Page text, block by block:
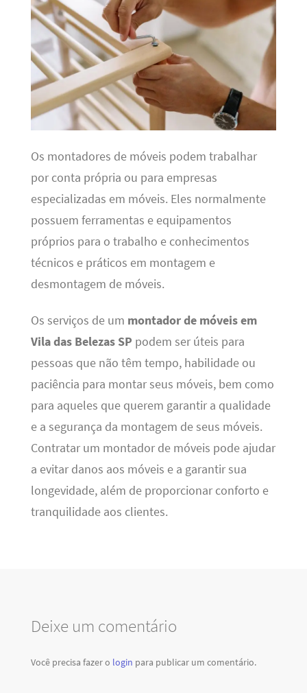
Os montadores de móveis podem trabalhar
por conta própria ou para empresas
especializadas em móveis. Eles normalmente
possuem ferramentas e equipamentos
próprios para o trabalho e conhecimentos
técnicos e práticos em montagem e
desmontagem de móveis.
Os serviços de um montador de móveis em
Vila das Belezas SP podem ser úteis para
pessoas que não têm tempo, habilidade ou
paciência para montar seus móveis, bem como
para aqueles que querem garantir a qualidade
e a segurança da montagem de seus móveis.
Contratar um montador de móveis pode ajudar
a evitar danos aos móveis e a garantir sua
longevidade, além de proporcionar conforto e
tranquilidade aos clientes.
Deixe um comentário
Você precisa fazer o login para publicar um comentário.